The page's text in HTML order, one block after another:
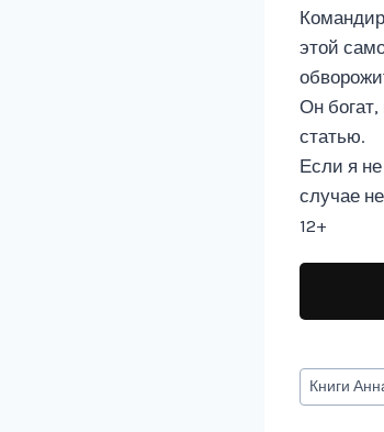
этой
Он богат,
статью.
Если я
случае
12+
Метки
записи:
Книги